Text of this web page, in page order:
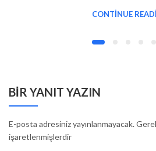
CONTINUE
BIR YANIT YAZIN
E-posta adresiniz yayınlanmayacak.
işaretlenmişlerdir